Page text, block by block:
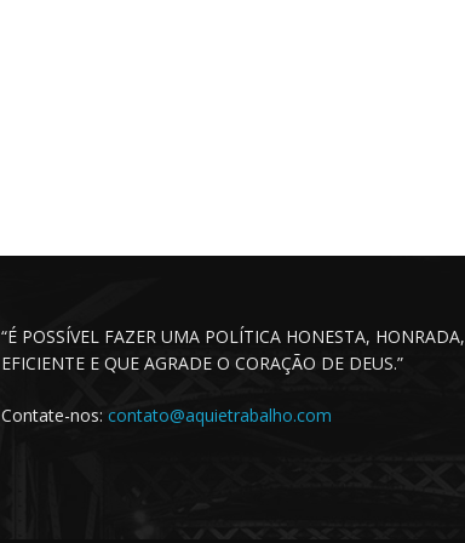
“É POSSÍVEL FAZER UMA POLÍTICA HONESTA, HONRADA,
EFICIENTE E QUE AGRADE O CORAÇÃO DE DEUS.”
Contate-nos: contato@aquietrabalho.com